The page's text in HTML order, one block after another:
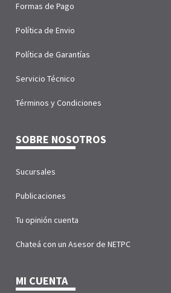
Formas de Pago
Política de Envio
Política de Garantías
Servicio Técnico
Términos y Condiciones
SOBRE NOSOTROS
Sucursales
Publicaciones
Tu opinión cuenta
Chateá con un Asesor de NETPC
MI CUENTA